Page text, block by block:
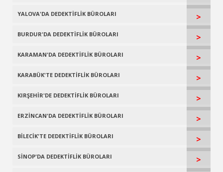
YALOVA'DA DEDEKTİFLİK BÜROLARI >
BURDUR'DA DEDEKTİFLİK BÜROLARI >
KARAMAN'DA DEDEKTİFLİK BÜROLARI >
KARABÜK'TE DEDEKTİFLİK BÜROLARI >
KIRŞEHİR'DE DEDEKTİFLİK BÜROLARI >
ERZİNCAN'DA DEDEKTİFLİK BÜROLARI >
BİLECİK'TE DEDEKTİFLİK BÜROLARI >
SİNOP'DA DEDEKTİFLİK BÜROLARI >